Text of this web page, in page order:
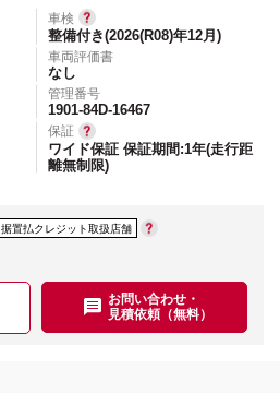
車検
整備付き(2026(R08)年12月)
車両評価書
なし
管理番号
1901-84D-16467
保証
ワイド保証 保証期間:1年(走行距
離無制限)
据置払クレジット取扱店舗
お問い合わせ・
見積依頼（無料）